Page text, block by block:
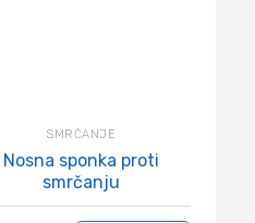
SMRČANJE
Nosna sponka proti
smrčanju